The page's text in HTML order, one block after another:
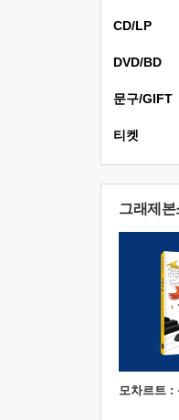
CD/LP
DVD/BD
문구/GIFT
티켓
그래제본
모차르트 :